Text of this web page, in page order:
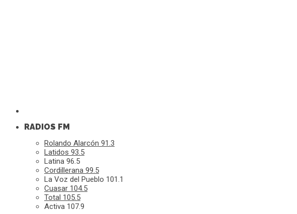
RADIOS FM
Rolando Alarcón 91.3
Latidos 93.5
Latina 96.5
Cordillerana 99.5
La Voz del Pueblo 101.1
Cuasar 104.5
Total 105.5
Activa 107.9